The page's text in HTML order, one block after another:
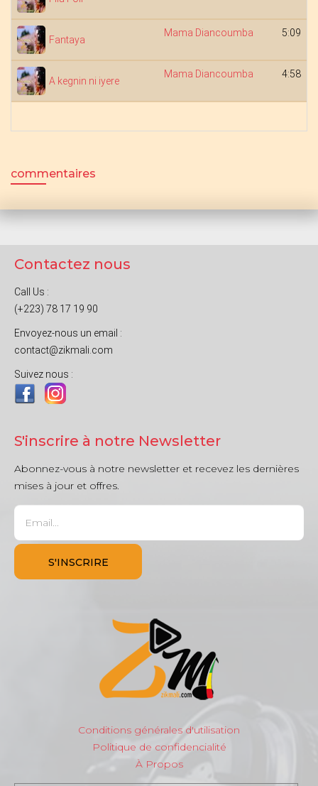
Fantaya
Mama Diancoumba 5:09
A kegnin ni iyere
Mama Diancoumba 4:58
commentaires
Contactez nous
Call Us :
(+223) 78 17 19 90
Envoyez-nous un email :
contact@zikmali.com
Suivez nous :
S'inscrire à notre Newsletter
Abonnez-vous à notre newsletter et recevez les dernières
mises à jour et offres.
Conditions générales d'utilisation
Politique de confidencialité
À Propos